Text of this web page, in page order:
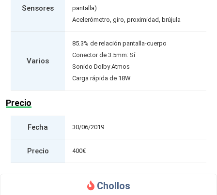
Sensores
pantalla)
Acelerómetro, giro, proximidad, brújula
Varios
85.3% de relación pantalla-cuerpo
Conector de 3.5mm: Sí
Sonido Dolby Atmos
Carga rápida de 18W
Precio
Fecha 30/06/2019
Precio 400€
Chollos